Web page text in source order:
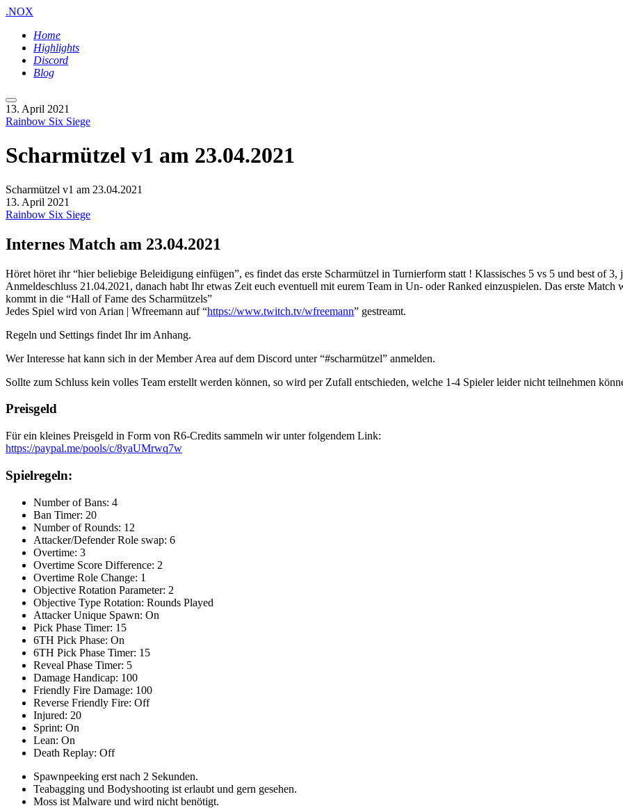
.NOX
Home
Highlights
Discord
Blog
Hauptmenü
13. April 2021
Rainbow Six Siege
Scharmützel v1 am 23.04.2021
Scharmützel v1 am 23.04.2021
13. April 2021
Rainbow Six Siege
Internes Match am 23.04.2021
Höret höret ihr “hier beliebige Beleidigung einfügen”, es findet das erste Scharmützel in Turnierform statt ! Klassisches 5 vs 5 und best of
Anmeldeschluss 21.04.2021, danach habt Ihr etwas Zeit euch eventuell mit eurem Team in Un- oder Ranked einzuspielen. Das erste
kommt in die “Hall of Fame des Scharmützels”
Jedes Spiel wird von Arian | Wfreemann auf “https://www.twitch.tv/wfreemann” gestreamt.
Regeln und Settings findet Ihr im Anhang.
Wer Interesse hat kann sich in der Member Area auf dem Discord unter “#scharmützel” anmelden.
Sollte zum Schluss kein volles Team erstellt werden können, so wird per Zufall entschieden, welche 1-4 Spieler leider nicht teilnehmen
Preisgeld
Für ein kleines Preisgeld in Form von R6-Credits sammeln wir unter folgendem Link:
https://paypal.me/pools/c/8yaUMrwq7w
Spielregeln:
Number of Bans: 4
Ban Timer: 20
Number of Rounds: 12
Attacker/Defender Role swap: 6
Overtime: 3
Overtime Score Difference: 2
Overtime Role Change: 1
Objective Rotation Parameter: 2
Objective Type Rotation: Rounds Played
Attacker Unique Spawn: On
Pick Phase Timer: 15
6TH Pick Phase: On
6TH Pick Phase Timer: 15
Reveal Phase Timer: 5
Damage Handicap: 100
Friendly Fire Damage: 100
Reverse Friendly Fire: Off
Injured: 20
Sprint: On
Lean: On
Death Replay: Off
Spawnpeeking erst nach 2 Sekunden.
Teabagging und Bodyshooting ist erlaubt und gern gesehen.
Moss ist Malware und wird nicht benötigt.